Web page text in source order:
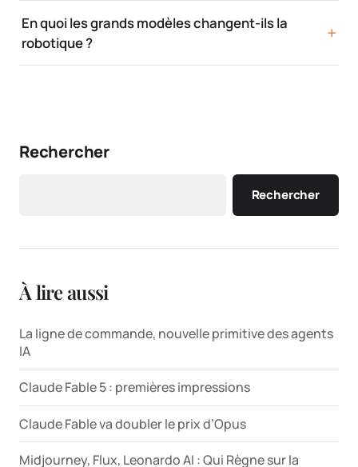
En quoi les grands modèles changent-ils la
robotique ?
Rechercher
Rechercher
À lire aussi
La ligne de commande, nouvelle primitive des agents
IA
Claude Fable 5 : premières impressions
Claude Fable va doubler le prix d’Opus
Midjourney, Flux, Leonardo AI : Qui Règne sur la